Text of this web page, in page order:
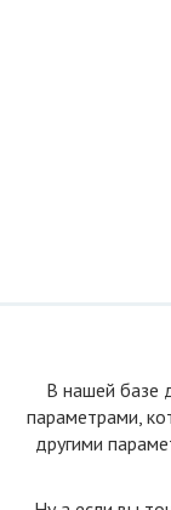
В нашей базе
параметрами,
другими